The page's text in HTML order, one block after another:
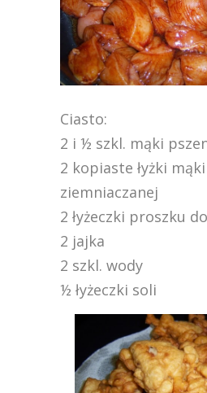
Ciasto:
2 i ½ szkl. mąki
2 kopiaste łyżki mąki
ziemniaczanej
2 łyżeczki proszku
2 jajka
2 szkl. wody
½ łyżeczki soli